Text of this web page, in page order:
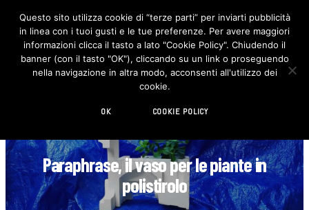
F
c
e
b
o
I
n
s
t
Paraphrase, il vaso per le piante in
polistirolo
Questo sito utilizza cookie di “terze parti” per inviarti pubblicità
in linea con i tuoi gusti e le tue preferenze. Per avere maggiori
informazioni clicca il tasto a lato "Cookie Policy". Chiudendo il
banner (con il tasto "OK"), cliccando su un link o proseguendo
nella navigazione in altra modo, acconsenti all'utilizzo dei
cookie.
OK COOKIE POLICY